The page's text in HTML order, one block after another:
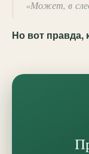
«Может, в
Но вот правда,